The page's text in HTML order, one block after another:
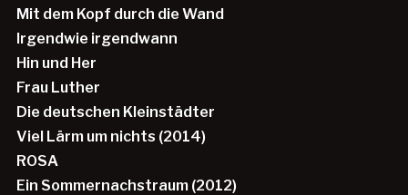
Mit dem Kopf durch die Wand
Irgendwie irgendwann
Hin und Her
Frau Luther
Die deutschen Kleinstädter
Viel Lärm um nichts (2014)
ROSA
Ein Sommernachstraum (2012)